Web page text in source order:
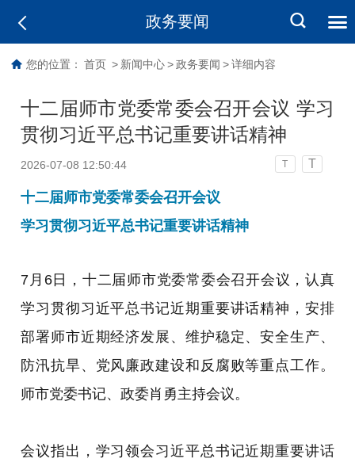
政务要闻
您的位置： 首页 > 新闻中心 > 政务要闻 > 详细内容
十二届师市党委常委会召开会议 学习
贯彻习近平总书记重要讲话精神
2026-07-08 12:50:44 T T
十二届师市党委常委会召开会议
学习贯彻习近平总书记重要讲话精神
7月6日，十二届师市党委常委会召开会议，认真
学习贯彻习近平总书记近期重要讲话精神，安排
部署师市近期经济发展、维护稳定、安全生产、
防汛抗旱、党风廉政建设和反腐败等重点工作。
师市党委书记、政委肖勇主持会议。
会议指出，学习领会习近平总书记近期重要讲话